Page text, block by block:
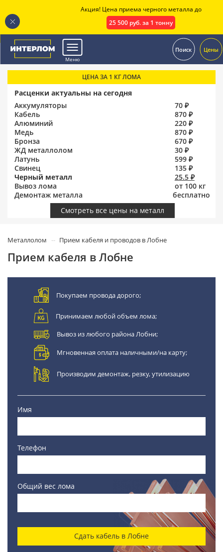
Меню
Поиск Цены
ЦЕНА ЗА 1 КГ ЛОМА
Расценки актуальны на сегодня
Аккумуляторы
70 ₽
Кабель
870 ₽
Алюминий
220 ₽
Медь
870 ₽
Бронза
670 ₽
ЖД металлолом
30 ₽
Латунь
599 ₽
Свинец
135 ₽
Черный металл
25.5 ₽
Вывоз лома
от 100 кг
Демонтаж металла
бесплатно
Смотреть все цены на металл
Металлолом Прием кабеля и проводов в Лобне
Прием кабеля в Лобне
Покупаем провода дорого;
Принимаем любой объем лома;
Вывоз из любого района Лобни;
Мгновенная оплата наличными/на карту;
Производим демонтаж, резку, утилизацию
Имя
Телефон
Общий вес лома
Сдать кабель в Лобне
Акция! Цена приема черного металла до
25 500 руб. за 1 тонну
.